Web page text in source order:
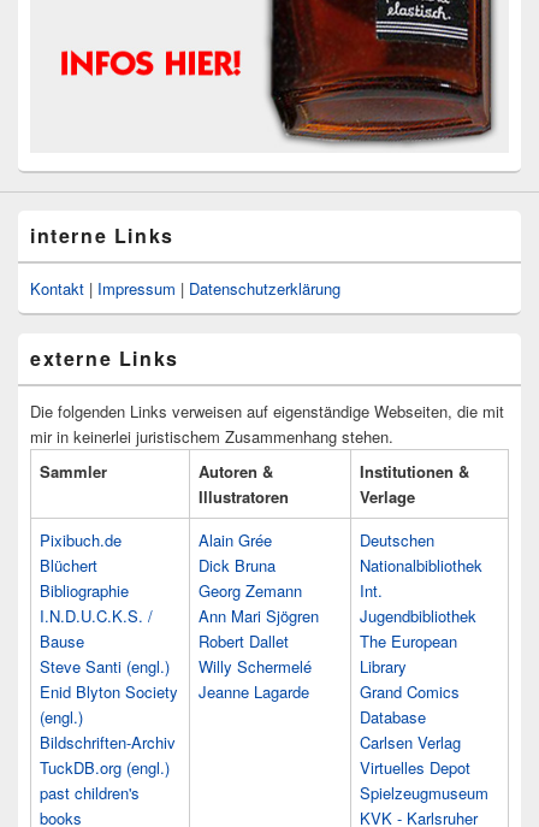
interne Links
Kontakt | Impressum | Datenschutzerklärung
externe Links
Die folgenden Links verweisen auf eigenständige Webseiten, die mit
mir in keinerlei juristischem Zusammenhang stehen.
Sammler
Autoren &
Illustratoren
Institutionen &
Verlage
Pixibuch.de
Blüchert
Bibliographie
I.N.D.U.C.K.S. /
Bause
Steve Santi (engl.)
Enid Blyton Society
(engl.)
Bildschriften-Archiv
TuckDB.org (engl.)
past children's
books
Alain Grée
Dick Bruna
Georg Zemann
Ann Mari Sjögren
Robert Dallet
Willy Schermelé
Jeanne Lagarde
Deutschen
Nationalbibliothek
Int.
Jugendbibliothek
The European
Library
Grand Comics
Database
Carlsen Verlag
Virtuelles Depot
Spielzeugmuseum
KVK - Karlsruher